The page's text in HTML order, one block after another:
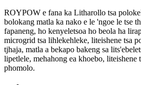
ROYPOW e fana ka Litharollo tsa
bolokang matla ka nako e le 'ngoe le tse
fapaneng, ho kenyeletsoa ho beola ha
microgrid tsa lihlekehleke, liteishene tsa
tjhaja, matla a bekapo bakeng sa
lipetlele, mehahong ea khoebo, liteishene
phomolo.